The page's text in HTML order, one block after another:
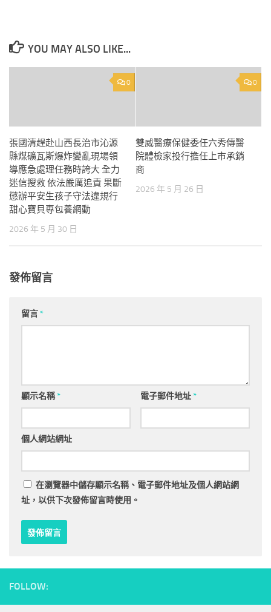
YOU MAY ALSO LIKE...
0
張國清趕赴山西長治市沁源
縣煤礦瓦斯爆炸變亂現場領
導應急處理任務時誇大 全力
迷信搜救 依法嚴厲追責 果斷
懲辦平安生孩子守法違規行
甜心寶貝專包養網動
2026 年 5 月 30 日
0
雙威醫療保健委任六秀傳醫
院體檢家投行擔任上市承銷
商
2026 年 5 月 26 日
發佈留言
留言*
顯示名稱* 電子郵件地址*
個人網站網址
在瀏覽器中儲存顯示名稱、電子郵件地址及個人網站網
址，以供下次發佈留言時使用。
FOLLOW: